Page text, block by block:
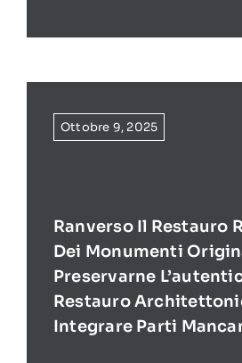
Ottobre 9, 2025
Ranverso Il Restauro
Dei Monumenti
Preservarne
Restauro
Integrare Parti